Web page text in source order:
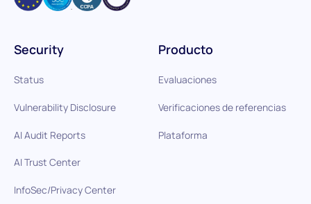
Producto
Evaluaciones
Verificaciones de referencias
Plataforma
Security
Status
Vulnerability Disclosure
AI Audit Reports
AI Trust Center
InfoSec/Privacy Center